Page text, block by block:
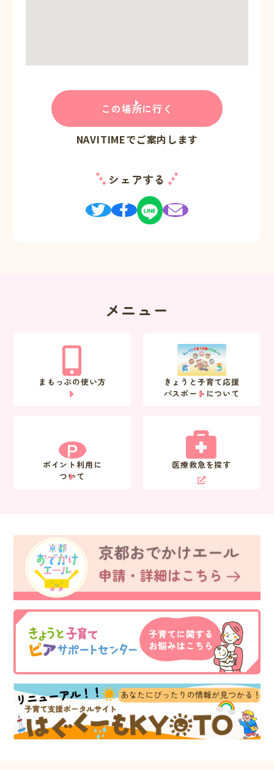
この場所に行く
NAVITIMEでご案内します
シェアする
メニュー
まもっぷの使い方
きょうと子育て応援
パスポートについて
P
ポイント利用に
ついて
医療救急を探す